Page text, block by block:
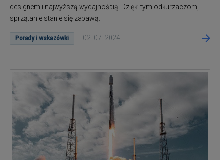
designem i najwyższą wydajnością. Dzięki tym odkurzaczom,
sprzątanie stanie się zabawą.
Porady i wskazówki 02. 07. 2024